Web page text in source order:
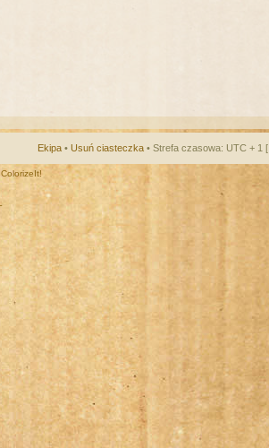
Ekipa • Usuń ciasteczka • Strefa czasowa: UTC + 1 [
ColorizeIt!